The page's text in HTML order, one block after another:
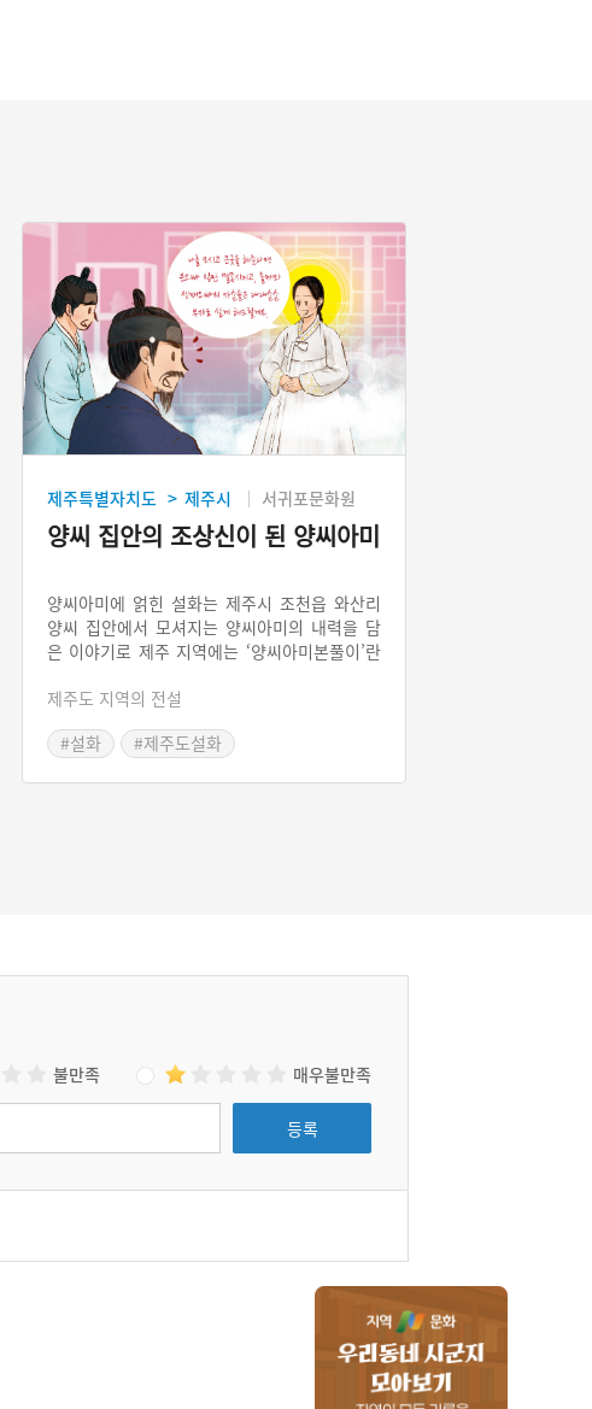
제주특별자치도 > 제주시 서귀포문화원
양씨 집안의 조상신이 된 양씨아미
양씨아미에 얽힌 설화는 제주시 조천읍 와산리
양씨 집안에서 모셔지는 양씨아미의 내력을 담
은 이야기로 제주 지역에는 ‘양씨아미본풀이’란
길 소망했으나 큰 오빠의 반대로 그 꿈을 이루지
집단은 무당이 되려는 사람을 도와주면 자손들
제주도 지역의 전설
#설화
#제주도설화
불만족 매우불만족
등록